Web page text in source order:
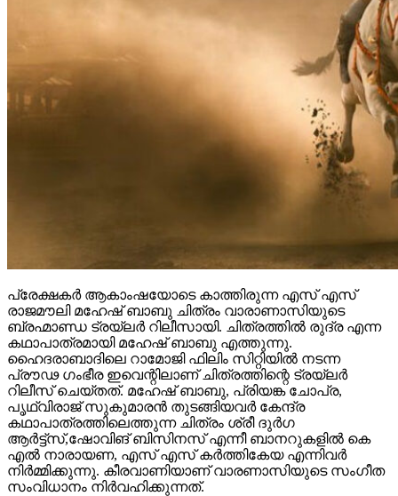
പ്രേക്ഷകർ ആകാംഷയോടെ കാത്തിരുന്ന എസ് എസ്
രാജമൗലി മഹേഷ് ബാബു ചിത്രം വാരാണാസിയുടെ
ബ്രഹ്മാണ്ഡ ട്രയ്ലർ റിലീസായി. ചിത്രത്തിൽ രുദ്ര എന്ന
കഥാപാത്രമായി മഹേഷ് ബാബു എത്തുന്നു.
ഹൈദരാബാദിലെ റാമോജി ഫിലിം സിറ്റിയിൽ നടന്ന
പ്രൗഢ ഗംഭീര ഇവെന്റിലാണ് ചിത്രത്തിന്റെ ട്രയ്ലർ
റിലീസ് ചെയ്തത്. മഹേഷ് ബാബു, പ്രിയങ്ക ചോപ്ര,
പൃഥ്വിരാജ് സുകുമാരൻ തുടങ്ങിയവർ കേന്ദ്ര
കഥാപാത്രത്തിലെത്തുന്ന ചിത്രം ശ്രീ ദുർഗ
ആർട്ട്സ്,ഷോവിങ് ബിസിനസ് എന്നീ ബാനറുകളിൽ കെ
എൽ നാരായണ, എസ് എസ് കർത്തികേയ എന്നിവർ
നിർമ്മിക്കുന്നു. കീരവാണിയാണ് വാരണാസിയുടെ സംഗീത
സംവിധാനം നിർവഹിക്കുന്നത്.